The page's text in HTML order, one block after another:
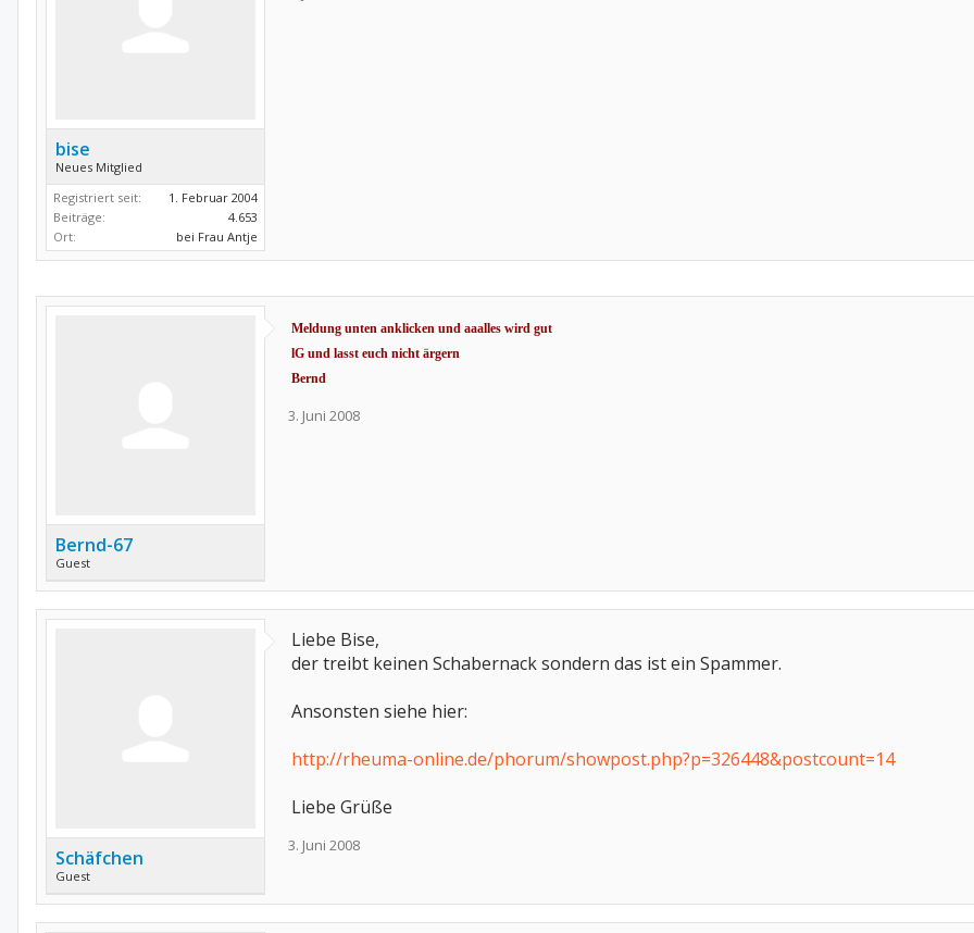
bise
Neues Mitglied
Registriert seit:
1. Februar 2004
Beiträge:
4.653
Ort:
bei Frau Antje
Bernd-67
Guest
Meldung unten anklicken und aaalles wird gut
lG und lasst euch nicht ärgern
Bernd
3. Juni 2008
Schäfchen
Guest
Liebe Bise,
der treibt keinen Schabernack sondern das ist ein Spammer.
Ansonsten siehe hier:
http://rheuma-online.de/phorum/showpost.php?p=326448&postcount=14
Liebe Grüße
3. Juni 2008